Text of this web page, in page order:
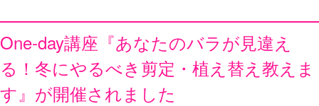
One-day講座『あなたのバラが見違え
る！冬にやるべき剪定・植え替え教えま
す』が開催されました